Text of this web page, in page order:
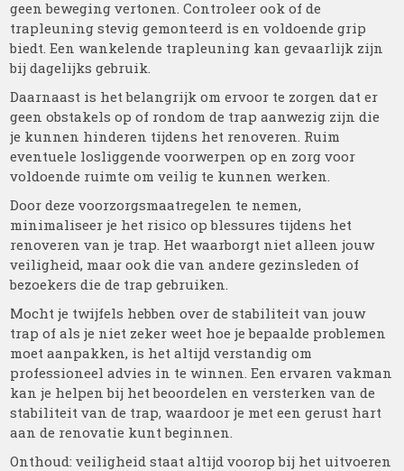
geen beweging vertonen. Controleer ook of de
trapleuning stevig gemonteerd is en voldoende grip
biedt. Een wankelende trapleuning kan gevaarlijk zijn
bij dagelijks gebruik.
Daarnaast is het belangrijk om ervoor te zorgen dat er
geen obstakels op of rondom de trap aanwezig zijn die
je kunnen hinderen tijdens het renoveren. Ruim
eventuele losliggende voorwerpen op en zorg voor
voldoende ruimte om veilig te kunnen werken.
Door deze voorzorgsmaatregelen te nemen,
minimaliseer je het risico op blessures tijdens het
renoveren van je trap. Het waarborgt niet alleen jouw
veiligheid, maar ook die van andere gezinsleden of
bezoekers die de trap gebruiken.
Mocht je twijfels hebben over de stabiliteit van jouw
trap of als je niet zeker weet hoe je bepaalde problemen
moet aanpakken, is het altijd verstandig om
professioneel advies in te winnen. Een ervaren vakman
kan je helpen bij het beoordelen en versterken van de
stabiliteit van de trap, waardoor je met een gerust hart
aan de renovatie kunt beginnen.
Onthoud: veiligheid staat altijd voorop bij het uitvoeren